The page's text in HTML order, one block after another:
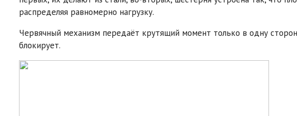
распределяя равномерно нагрузку.
Червячный механизм передаёт крутящий момент только в одну
блокирует.